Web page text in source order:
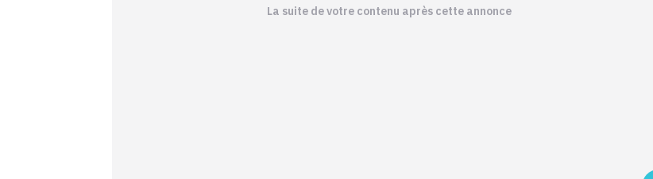
La suite de votre contenu après cette annonce